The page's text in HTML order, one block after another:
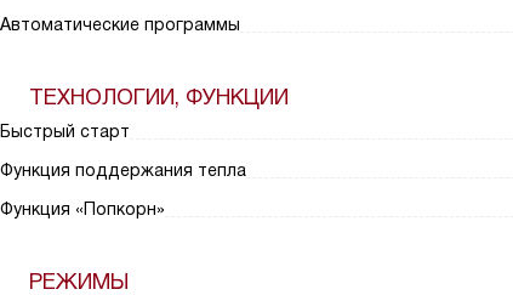
Автоматические программы
ТЕХНОЛОГИИ, ФУНКЦИИ
Быстрый старт
Функция поддержания тепла
Функция «Попкорн»
РЕЖИМЫ